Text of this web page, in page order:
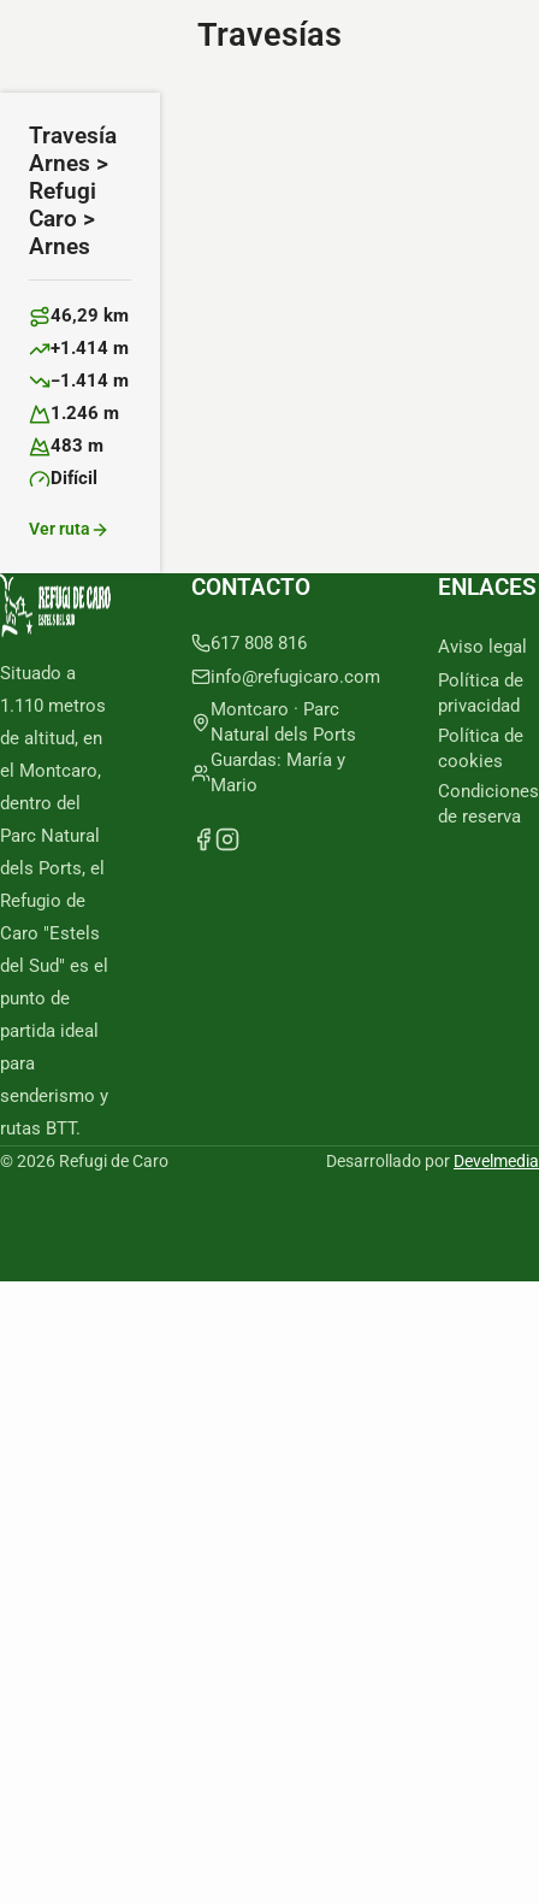
Travesías
Travesía
Arnes >
Refugi
Caro >
Arnes
Distancia:
46,29 km
Desnivel positivo:
+1.414 m
Desnivel negativo:
−1.414 m
Altitud máxima:
1.246 m
Altitud mínima:
483 m
Dificultad:
Difícil
Ver ruta
Situado a
1.110 metros
de altitud, en
el Montcaro,
dentro del
Parc Natural
dels Ports, el
Refugio de
Caro "Estels
del Sud" es el
punto de
partida ideal
para
senderismo y
rutas BTT.
CONTACTO
617 808 816
info@refugicaro.com
Montcaro · Parc
Natural dels Ports
Guardas: María y
Mario
ENLACES
Aviso legal
Política de
privacidad
Política de
cookies
Condiciones
de reserva
© 2026 Refugi de Caro Desarrollado por Develmedia